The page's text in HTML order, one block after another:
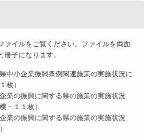
ァイルをご覧ください。ファイルを両面
子になります。
中小企業振興条例関連施策の実施状況に
枚）
業の振興に関する県の施策の実施状況
・１１枚）
業の振興に関する県の施策の実施状況